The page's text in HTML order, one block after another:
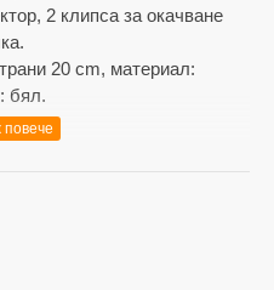
2 клипса за окачване
20 cm, материал:
бял.
апарати, фискални принтери,